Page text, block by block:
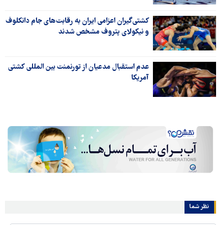
کشتی‌گیران اعزامی ایران به رقابت‌های جام دانکلوف
و نیکولای پتروف مشخص شدند
عدم استقبال مدعیان از تورنمنت بین المللی کشتی
آمریکا
نظر شما